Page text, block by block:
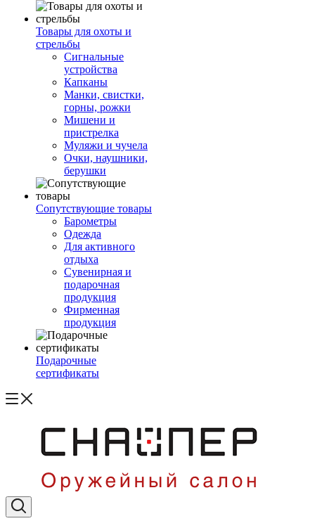
Товары для охоты и
стрельбы
Сигнальные
устройства
Капканы
Манки, свистки,
горны, рожки
Мишени и
пристрелка
Муляжи и чучела
Очки, наушники,
берушки
Сопутствующие товары
Барометры
Одежда
Для активного
отдыха
Сувенирная и
подарочная
продукция
Фирменная
продукция
Подарочные
сертификаты